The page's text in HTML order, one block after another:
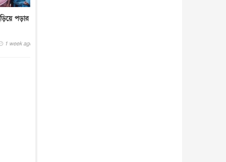
পড়ার
1 week ago